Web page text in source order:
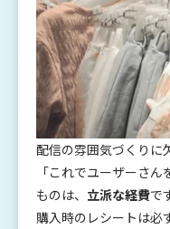
配信の雰囲気づくり
「これでユーザーさ
ものは、 立派な経費で
購入時のレシートは必